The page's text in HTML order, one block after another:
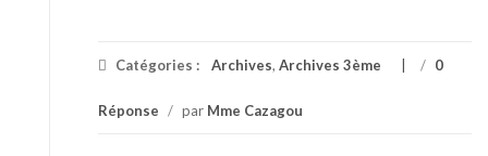
Catégories : Archives, Archives 3ème / 0
Réponse / par Mme Cazagou